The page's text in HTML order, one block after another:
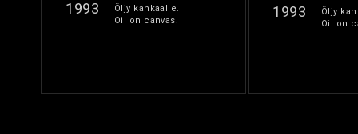
1993
Öljy kankaalle.
Oil on canvas.
1993
Öljy
Oil on